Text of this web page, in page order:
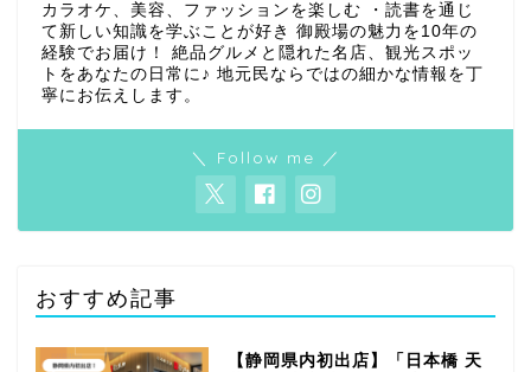
カラオケ、美容、ファッションを楽しむ ・読書を通じ
て新しい知識を学ぶことが好き 御殿場の魅力を10年の
経験でお届け！ 絶品グルメと隠れた名店、観光スポッ
トをあなたの日常に♪ 地元民ならではの細かな情報を丁
寧にお伝えします。
＼ Follow me ／
おすすめ記事
【静岡県内初出店】「日本橋 天